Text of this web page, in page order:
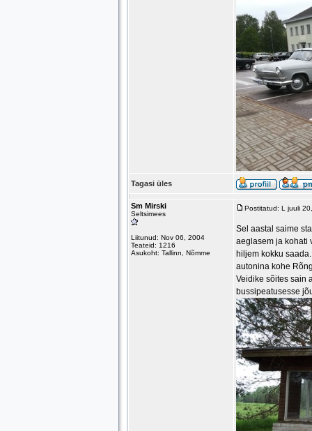
Tagasi üles
Sm Mirski
Seltsimees
Liitunud: Nov 06, 2004
Teateid: 1216
Asukoht: Tallinn, Nõmme
Postitatud: L juuli
Sel aastal saime
aeglasem ja kohati
hiljem kokku
autonina kohe
Veidike sõites sain
bussipeatusesse